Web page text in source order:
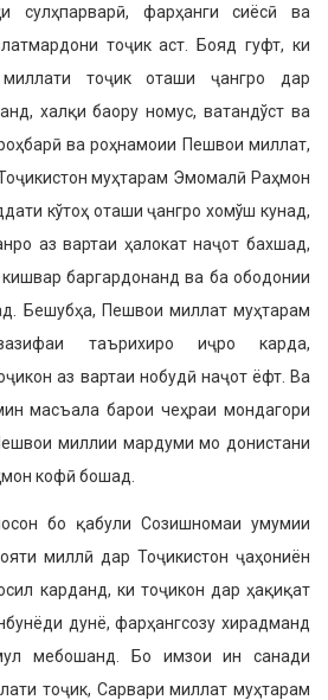
сулҳпарварӣ, фарҳанги сиёсӣ ва
тоҷик аст. Бояд гуфт, ки
тоҷик оташи ҷангро дар
халқи баору номус, ватандўст ва
ва роҳнамоии Пешвои миллат,
муҳтарам Эмомалӣ Раҳмон
кўтоҳ оташи ҷангро хомўш кунад,
аз вартаи ҳалокат наҷот бахшад,
кишвар баргардонанд ва ба ободонии
Бешубҳа, Пешвои миллат муҳтарам
таърихиро иҷро карда,
аз вартаи нобудӣ наҷот ёфт. Ва
масъала барои чеҳраи мондагори
миллии мардуми мо донистани
кофӣ бошад.
бо қабули Созишномаи умумии
миллӣ дар Тоҷикистон ҷаҳониён
карданд, ки тоҷикон дар ҳақиқат
дунё, фарҳангсозу хирадманд
мебошанд. Бо имзои ин санади
тоҷик, Сарвари миллат муҳтарам